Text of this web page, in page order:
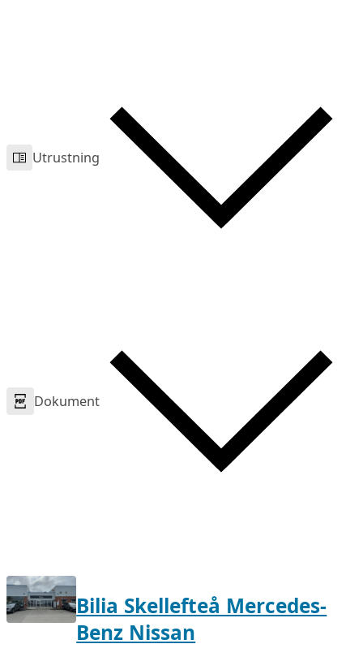
Utrustning
Dokument
Bilia Skellefteå Mercedes-
Benz Nissan